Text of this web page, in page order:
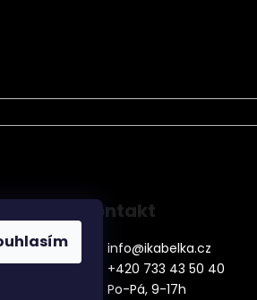
Kontakt
info@ikabelka.cz
+420 733 43 50 40
Po-Pá, 9-17h